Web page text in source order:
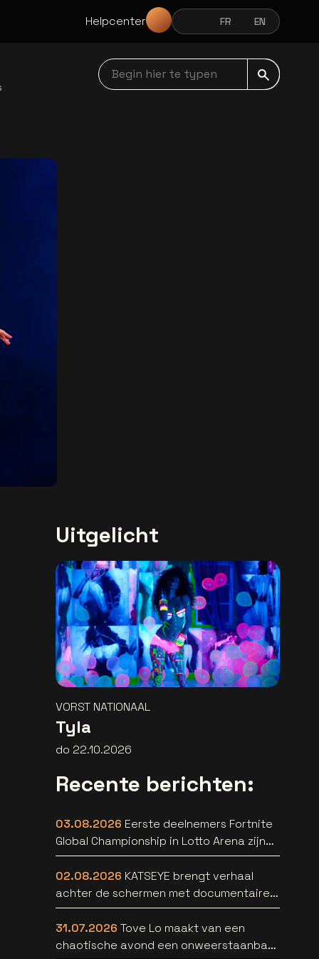
Helpcenter NEDERLANDSFRANÇAIS
FR ENGLISH
EN
Begin hier te typen navbar
Uitgelicht
VORST NATIONAAL
Tyla
do 22.10.2026
Recente berichten:
03.08.2026 Eerste deelnemers Fortnite
Global Championship in Lotto Arena zijn
bekend
02.08.2026 KATSEYE brengt verhaal
achter de schermen met documentaire
WILD HEARTS [trailer]
31.07.2026 Tove Lo maakt van een
chaotische avond een onweerstaanbare